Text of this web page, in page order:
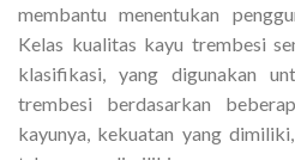
membantu menentukan
Kelas kualitas kayu trembesi
klasifikasi, yang digunakan
trembesi berdasarkan
kayunya, kekuatan yang